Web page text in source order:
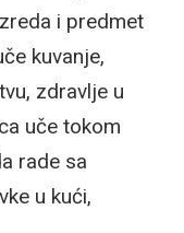
i predmet
kuvanje,
zdravlje u
uče tokom
rade sa
u kući,